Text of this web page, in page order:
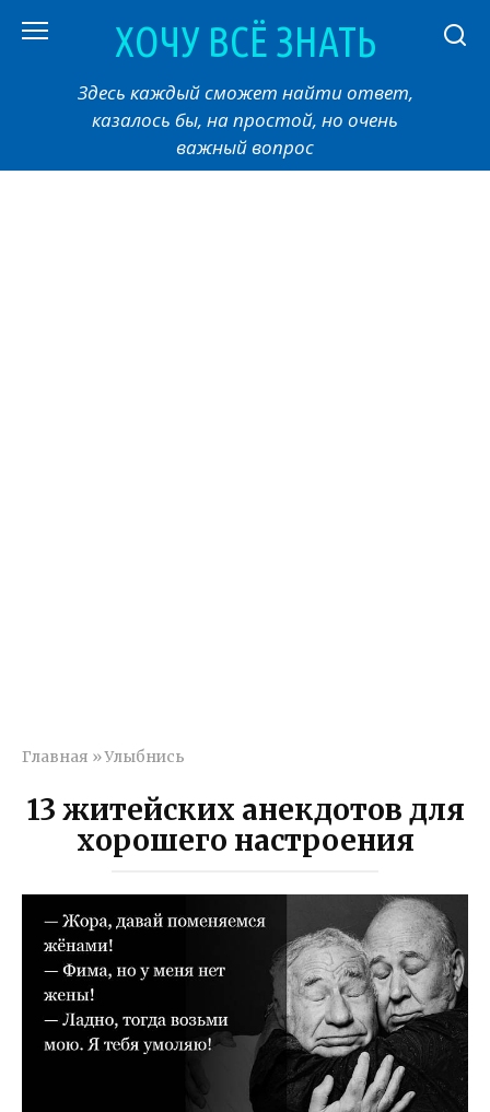
ХОЧУ ВСЁ ЗНАТЬ
Здесь каждый сможет найти ответ,
казалось бы, на простой, но очень
важный вопрос
Главная »Улыбнись
13 житейских анекдотов для
хорошего настроения